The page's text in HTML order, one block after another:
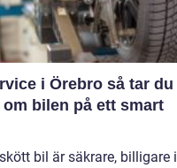
i Örebro så tar du
om bilen på ett smart
bil är säkrare, billigare i